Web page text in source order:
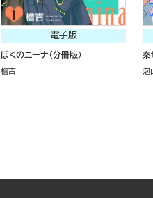
電子版
ぼくのニーナ（分冊版）
檜吉
秦
泡